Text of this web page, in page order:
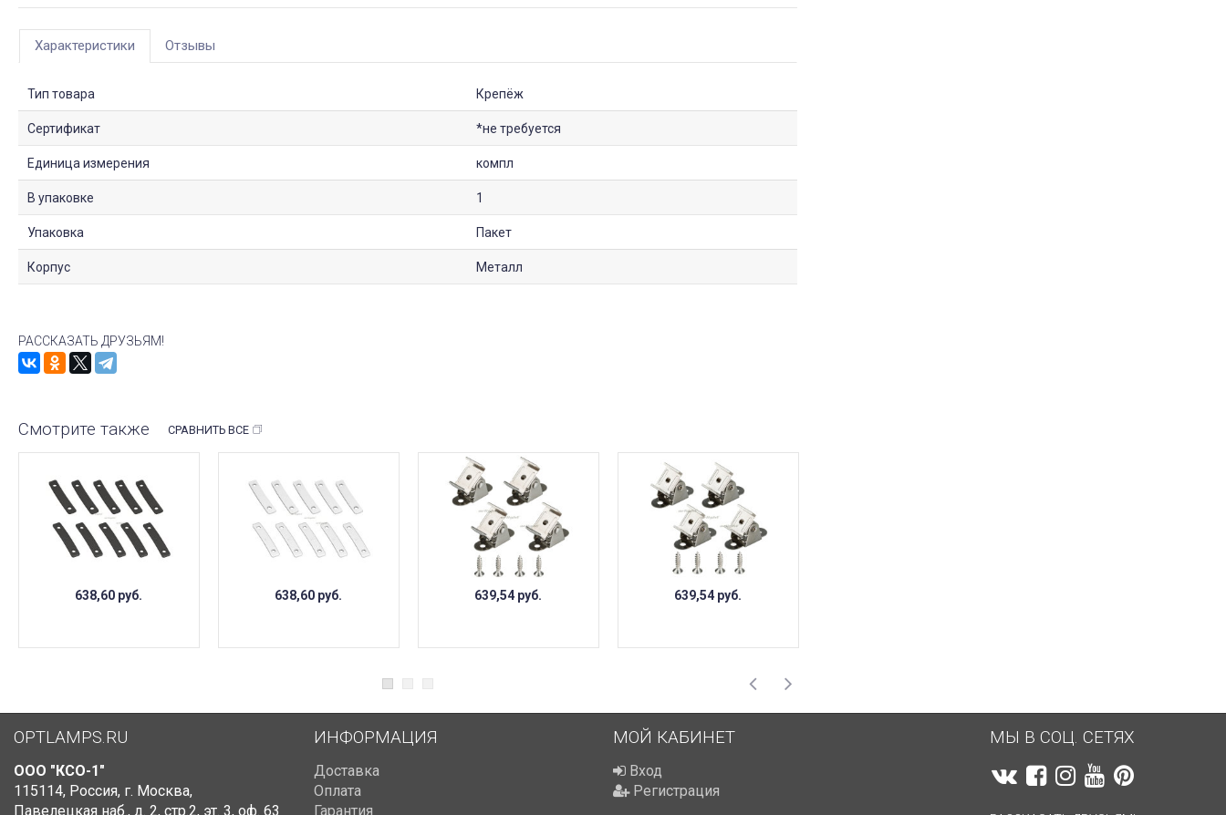
Характеристики Отзывы
Тип товара Крепёж
Сертификат *не требуется
Единица измерения компл
В упаковке 1
Упаковка Пакет
Корпус Металл
РАССКАЗАТЬ ДРУЗЬЯМ!
Смотрите также СРАВНИТЬ ВСЕ
638,60 руб. 638,60 руб. 639,54 руб. 639,54 руб.
OPTLAMPS.RU
ООО "КСО-1"
115114, Россия, г. Москва,
Павелецкая наб., д. 2, стр.2, эт. 3, оф. 63
ИНФОРМАЦИЯ
Доставка
Оплата
Гарантия
МОЙ КАБИНЕТ
Вход
Регистрация
МЫ В СОЦ. СЕТЯХ